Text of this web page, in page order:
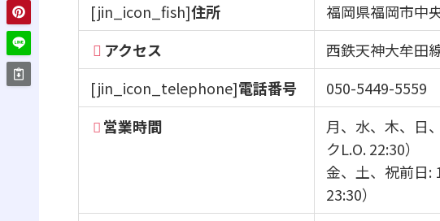
[jin_icon_fish]住所
福岡県福岡市中
アクセス
西鉄天神大牟田
[jin_icon_telephone]電話番号
050-5449-5559
営業時間
月、水、木、日
クL.O. 22:30）
金、土、祝前日:
23:30）